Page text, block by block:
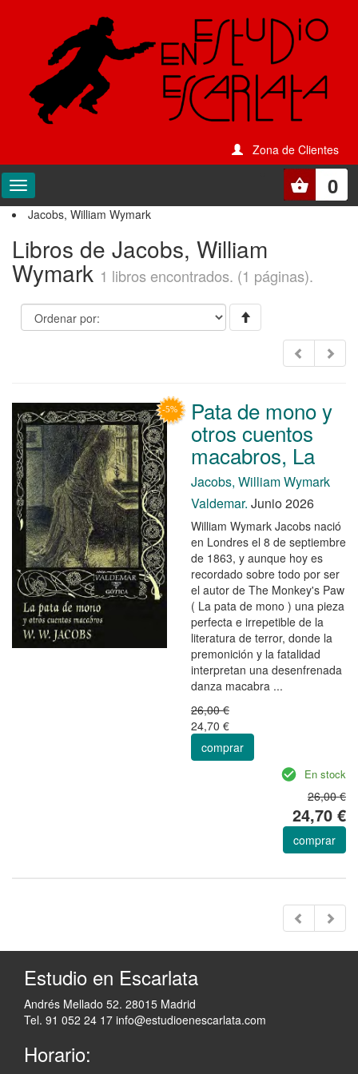
Zona de Clientes
0
Jacobs, William Wymark
Libros de Jacobs, William
Wymark 1 libros encontrados. (1 páginas).
Pata de mono y
otros cuentos
macabros, La
Jacobs, William Wymark
Valdemar. Junio 2026
William Wymark Jacobs nació
en Londres el 8 de septiembre
de 1863, y aunque hoy es
recordado sobre todo por ser
el autor de The Monkey's Paw
( La pata de mono ) una pieza
perfecta e irrepetible de la
literatura de terror, donde la
premonición y la fatalidad
interpretan una desenfrenada
danza macabra ...
26,00 €
24,70 €
comprar
En stock
26,00 €
24,70 €
comprar
Estudio en Escarlata
Andrés Mellado 52. 28015 Madrid
Tel. 91 052 24 17 info@estudioenescarlata.com
Horario: